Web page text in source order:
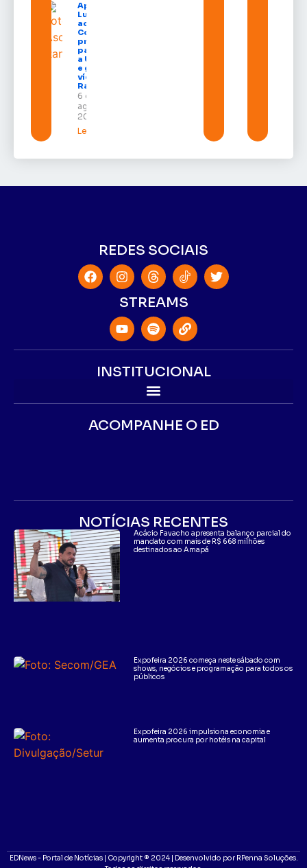
Após veto,
Lula envia
ao
Congresso
projeto
para criar
a UNIFRON
e grava
vídeo para
Randolfe
6 de
agosto de
2026
Leia mais »
REDES SOCIAIS
STREAMS
INSTITUCIONAL
ACOMPANHE O ED
NOTÍCIAS RECENTES
Acácio Favacho apresenta balanço parcial do
mandato com mais de R$ 668 milhões
destinados ao Amapá
Expofeira 2026 começa neste sábado com
shows, negócios e programação para todos os
públicos
Expofeira 2026 impulsiona economia e
aumenta procura por hotéis na capital
EDNews - Portal de Notícias | Copyright ® 2024 | Desenvolvido por RPenna Soluções.